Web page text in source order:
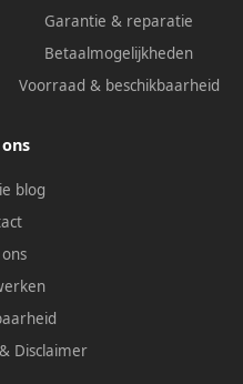
Garantie & reparatie
Betaalmogelijkheden
Voorraad & beschikbaarheid
blog
& Disclaimer